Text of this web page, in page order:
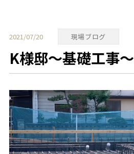
2021/07/20 現場ブログ
K様邸～基礎工事～